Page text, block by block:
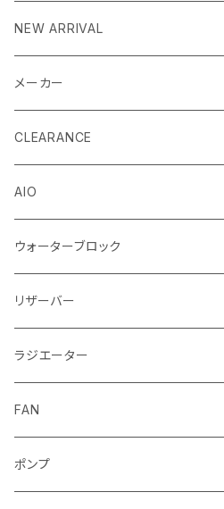
NEW ARRIVAL
メーカー
EK by LM Tek
Stealkey Customs (coming soon)
CLEARANCE
AIO
ウォーターブロック
CPUウォーターブロック
Intel
AMD
GPUウォーターブロック
NVIDIA
AMD
モノブロック
リザーバー
EK-RESチューブ（交換用）
EK-D5 Series
ディストロプレート
ラジエーター
ラジエーターサイズ240mm
ラジエーターサイズ280mm
FAN
FANサイズ120mm
ポンプ